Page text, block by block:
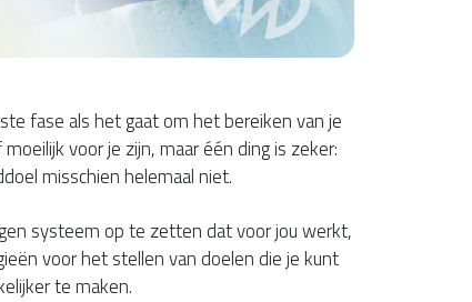
fase als het gaat om het bereiken van je
voor je zijn, maar één ding is zeker:
misschien helemaal niet.
systeem op te zetten dat voor jou werkt,
voor het stellen van doelen die je kunt
te maken.